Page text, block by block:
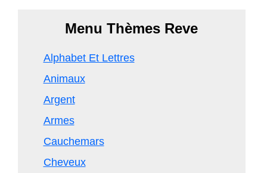
Menu Thèmes Reve
Alphabet Et Lettres
Animaux
Argent
Armes
Cauchemars
Cheveux